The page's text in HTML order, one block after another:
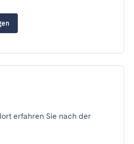
erfahren Sie nach der